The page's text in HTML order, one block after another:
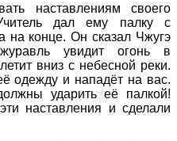
наставлениям своего
дал ему палку с
на конце. Он сказал Чжугэ
увидит огонь в
вниз с небесной реки.
одежду и нападёт на вас.
ударить её палкой!
наставления и сделали